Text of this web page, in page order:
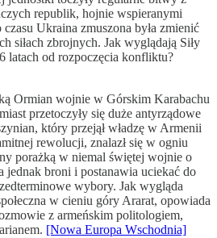
republik, hojnie wspieranymi
Ukraina zmuszona była zmienić
siłach zbrojnych. Jak wyglądają Siły
latach od rozpoczęcia konfliktu?
Ormian wojnie w Górskim Karabachu
przetoczyły się duże antyrządowe
który przejął władzę w Armenii
rewolucji, znalazł się w ogniu
porażką w niemal świętej wojnie o
jednak broni i postanawia uciekać do
wybory. Jak wygląda
w cieniu góry Ararat, opowiada
z armeńskim politologiem,
[Nowa Europa Wschodnia]